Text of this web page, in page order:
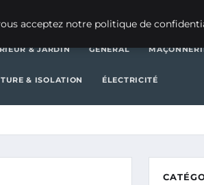
& JARDIN GENERAL
& ISOLATION ÉLECTRICITÉ
acceptez notre politique de